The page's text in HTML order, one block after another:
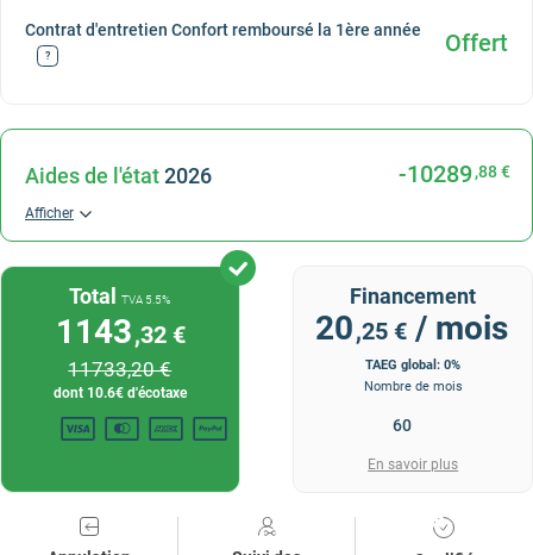
Contrat d'entretien Confort remboursé la 1ère année
? Offert
Aides de l'état2026 -10289,88 €
Afficher
TotalTVA 5.5%
1143,32 €
11733,20 €
dont 10.6€ d'écotaxe
Financement
20,25 € / mois
TAEG global: 0%
Nombre de mois
En savoir plus